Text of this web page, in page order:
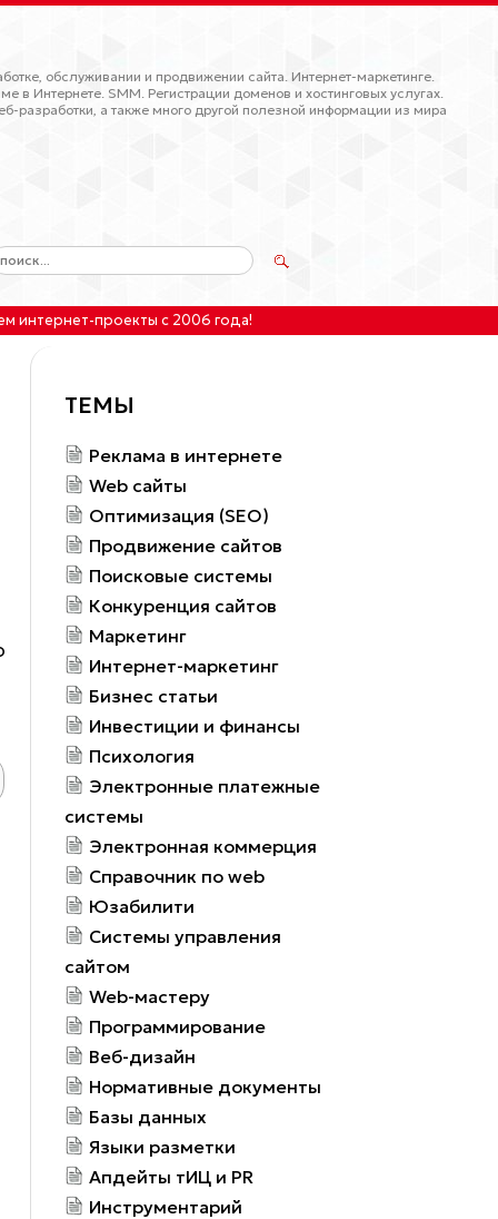
обслуживании и продвижении сайта. Интернет-маркетинге.
в Интернете. SMM. Регистрации доменов и хостинговых услугах.
разработки, а также много другой полезной информации из мира
интернет-проекты с 2006 года!
ТЕМЫ
Реклама в интернете
Web сайты
Оптимизация (SEO)
Продвижение сайтов
Поисковые системы
Конкуренция сайтов
Маркетинг
Интернет-маркетинг
Бизнес статьи
Инвестиции и финансы
Психология
Электронные платежные
системы
Электронная коммерция
Справочник по web
Юзабилити
Системы управления
сайтом
Web-мастеру
Программирование
Веб-дизайн
Нормативные документы
Базы данных
Языки разметки
Апдейты тИЦ и PR
Инструментарий